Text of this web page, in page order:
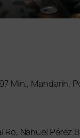
Min., Mandarin,
Nahuel Pérez